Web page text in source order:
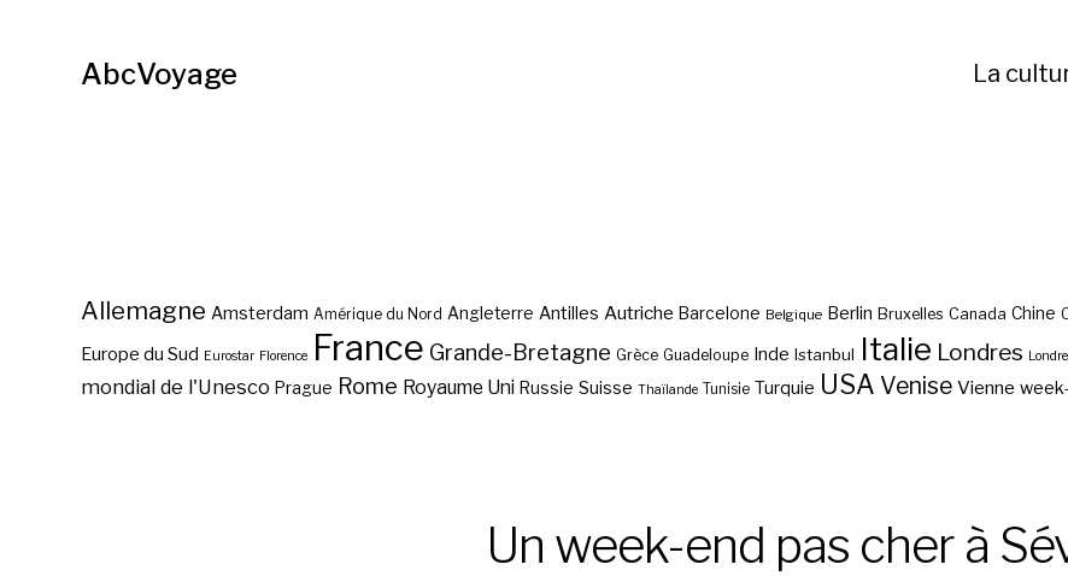
AbcVoyage La
Allemagne Amsterdam Amérique du Nord Angleterre Antilles Autriche Barcelone Belgique Berlin Bruxelles Canada Chine
Europe du Sud Eurostar Florence France Grande-Bretagne Grèce Guadeloupe Inde Istanbul Italie Londres
mondial de l'Unesco Prague Rome Royaume Uni Russie Suisse Thaïlande Tunisie Turquie USA Venise Vienne
Un week-end pas cher à